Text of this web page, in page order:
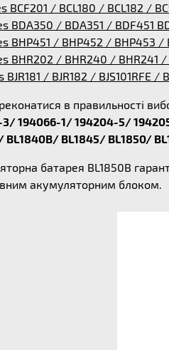
BCF201 / BCL180 / BCL182 /
BDA350 / BDA351 / BDF451
BHP451 / BHP452 / BHP453 /
BHR202 / BHR240 / BHR241
BJR181 / BJR182 / BJS101RFE /
в правильності
194066-1/ 194204-5/
BL1840B/ BL1845/ BL1850/
батарея BL1850B
акумуляторним блоком.